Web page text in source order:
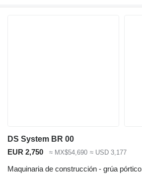
DS System BR 00
EUR 2,750
≈ MX$54,690 ≈ USD 3,177
Maquinaria de construcción - grúa pórtico